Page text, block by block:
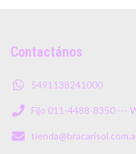
Contactános
5491138241000
Fijo 011-4488-8350 ---